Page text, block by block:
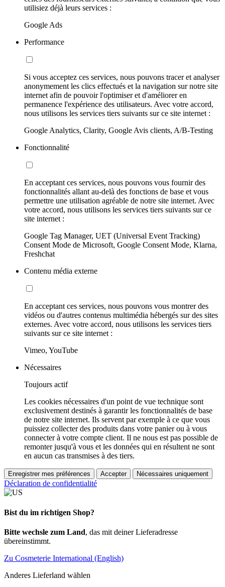
utilisiez déjà leurs services :
Google Ads
Performance
Si vous acceptez ces services, nous pouvons tracer et analyser
anonymement les clics effectués et la navigation sur notre site
internet afin de pouvoir l'optimiser et d'améliorer en
permanence l'expérience des utilisateurs. Avec votre accord,
nous utilisons les services tiers suivants sur ce site internet :
Google Analytics, Clarity, Google Avis clients, A/B-Testing
Fonctionnalité
En acceptant ces services, nous pouvons vous fournir des
fonctionnalités allant au-delà des fonctions de base et vous
permettre une utilisation agréable de notre site internet. Avec
votre accord, nous utilisons les services tiers suivants sur ce
site internet :
Google Tag Manager, UET (Universal Event Tracking)
Consent Mode de Microsoft, Google Consent Mode, Klarna,
Freshchat
Contenu média externe
En acceptant ces services, nous pouvons vous montrer des
vidéos ou d'autres contenus multimédia hébergés sur des sites
externes. Avec votre accord, nous utilisons les services tiers
suivants sur ce site internet :
Vimeo, YouTube
Nécessaires
Toujours actif
Les cookies nécessaires d'un point de vue technique sont
exclusivement destinés à garantir les fonctionnalités de base
de notre site internet. Ils servent par exemple à ce que vous
puissiez collecter des produits dans votre panier ou à vous
connecter à votre compte client. Il ne nous est pas possible de
remonter jusqu'à vous et les données qui en résultent ne sont
en aucun cas transmises à des tiers.
Enregistrer mes préférences Accepter Nécessaires uniquement
Déclaration de confidentialité
Bist du im richtigen Shop?
Bitte wechsle zum Land, das mit deiner Lieferadresse
übereinstimmt.
Zu Cosmeterie International (English)
Anderes Lieferland wählen